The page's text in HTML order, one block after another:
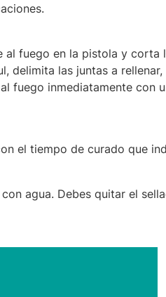
al fuego en la pistola y
delimita las juntas a
fuego inmediatamente con
el tiempo de curado que
agua. Debes quitar el